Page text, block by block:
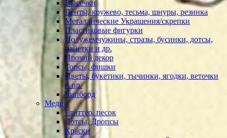
Высечки
Ленты, кружево, тесьма, шнуры, резинка
Металлические Украшения/скрепки
Пластиковые фигурки
Полужемчужины, стразы, бусинки, дотсы,
пайетки и др.
Прочий декор
Топсы, фишки
Цветы, букетики, тычинки, ягодки, веточки
и пр.
Чипборд
Медиа
Глиттер, песок
Дотсы, Дропсы
Краски